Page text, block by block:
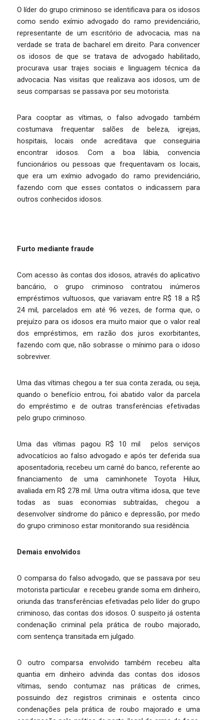
O líder do grupo criminoso se identificava para os idosos
como sendo exímio advogado do ramo previdenciário,
representante de um escritório de advocacia, mas na
verdade se trata de bacharel em direito. Para convencer
os idosos de que se tratava de advogado habilitado,
procurava usar trajes sociais e linguagem técnica da
advocacia. Nas visitas que realizava aos idosos, um de
seus comparsas se passava por seu motorista.
Para cooptar as vítimas, o falso advogado também
costumava frequentar salões de beleza, igrejas,
hospitais, locais onde acreditava que conseguiria
encontrar idosos. Com a boa lábia, convencia
funcionários ou pessoas que frequentavam os locais,
que era um exímio advogado do ramo previdenciário,
fazendo com que esses contatos o indicassem para
outros conhecidos idosos.
Furto mediante fraude
Com acesso às contas dos idosos, através do aplicativo
bancário, o grupo criminoso contratou inúmeros
empréstimos vultuosos, que variavam entre R$ 18 a R$
24 mil, parcelados em até 96 vezes, de forma que, o
prejuízo para os idosos era muito maior que o valor real
dos empréstimos, em razão dos juros exorbitantes,
fazendo com que, não sobrasse o mínimo para o idoso
sobreviver.
Uma das vítimas chegou a ter sua conta zerada, ou seja,
quando o benefício entrou, foi abatido valor da parcela
do empréstimo e de outras transferências efetivadas
pelo grupo criminoso.
Uma das vítimas pagou R$ 10 mil pelos serviços
advocatícios ao falso advogado e após ter deferida sua
aposentadoria, recebeu um carnê do banco, referente ao
financiamento de uma caminhonete Toyota Hilux,
avaliada em R$ 278 mil. Uma outra vítima idosa, que teve
todas as suas economias subtraídas, chegou a
desenvolver síndrome do pânico e depressão, por medo
do grupo criminoso estar monitorando sua residência.
Demais envolvidos
O comparsa do falso advogado, que se passava por seu
motorista particular e recebeu grande soma em dinheiro,
oriunda das transferências efetivadas pelo líder do grupo
criminoso, das contas dos idosos. O suspeito já ostenta
condenação criminal pela prática de roubo majorado,
com sentença transitada em julgado.
O outro comparsa envolvido também recebeu alta
quantia em dinheiro advinda das contas dos idosos
vítimas, sendo contumaz nas práticas de crimes,
possuindo dez registros criminais e ostenta cinco
condenações pela prática de roubo majorado e uma